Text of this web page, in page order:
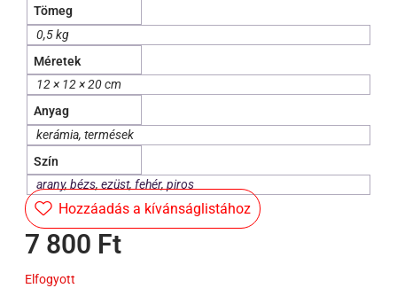
Tömeg
0,5 kg
Méretek
12 × 12 × 20 cm
Anyag
kerámia, termések
Szín
arany, bézs, ezüst, fehér, piros
Hozzáadás a kívánságlistához
7 800 Ft
Elfogyott